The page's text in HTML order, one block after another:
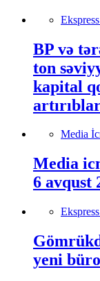
BP və
ton
kapital
Media
Media
6 avqust
yeni